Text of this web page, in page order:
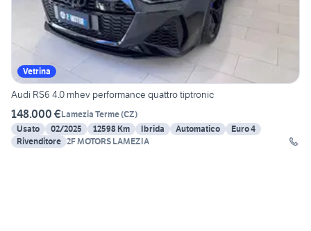
Vetrina
Audi RS6 4.0 mhev performance quattro tiptronic
148.000 €Lamezia Terme(CZ)
Usato
02/2025 12598 Km Ibrida Automatico
Euro 4
Rivenditore 2F MOTORS LAMEZIA